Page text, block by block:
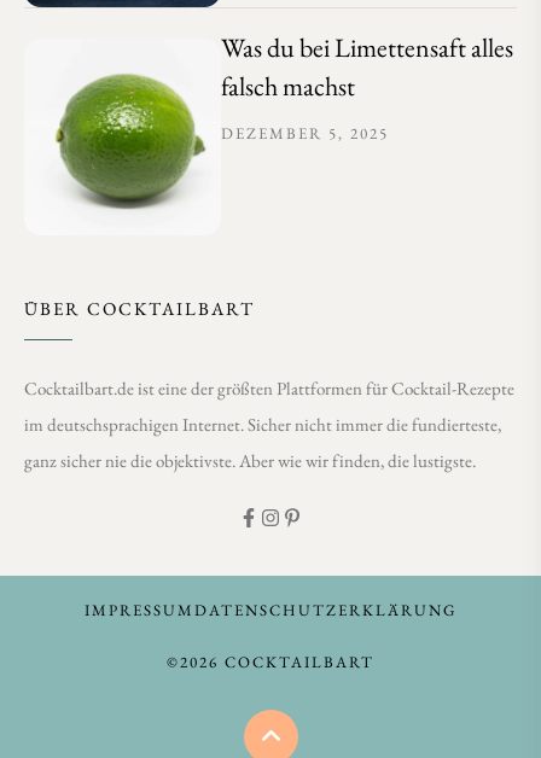
Was du bei Limettensaft alles
falsch machst
DEZEMBER 5, 2025
ÜBER COCKTAILBART
Cocktailbart.de ist eine der größten Plattformen für Cocktail-Rezepte
im deutschsprachigen Internet. Sicher nicht immer die fundierteste,
ganz sicher nie die objektivste. Aber wie wir finden, die lustigste.
IMPRESSUMDATENSCHUTZERKLÄRUNG
©2026 COCKTAILBART